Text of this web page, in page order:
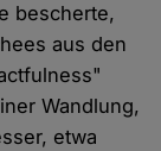
bescherte,
aus den
Wandlung,
etwa